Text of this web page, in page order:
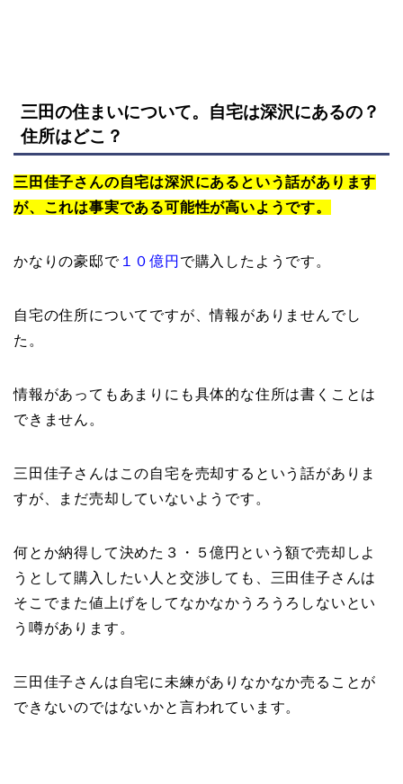
三田の住まいについて。自宅は深沢にあるの？
住所はどこ？
三田佳子さんの自宅は深沢にあるという話があります
が、これは事実である可能性が高いようです。
かなりの豪邸で１０億円 で購入したようです。
自宅の住所についてですが、情報がありませんでし
た。
情報があってもあまりにも具体的な住所は書くことは
できません。
三田佳子さんはこの自宅を売却するという話がありま
すが、まだ売却していないようです。
何とか納得して決めた３・５億円という額で売却しよ
うとして購入したい人と交渉しても、三田佳子さんは
そこでまた値上げをしてなかなかうろうろしないとい
う噂があります。
三田佳子さんは自宅に未練がありなかなか売ることが
できないのではないかと言われています。